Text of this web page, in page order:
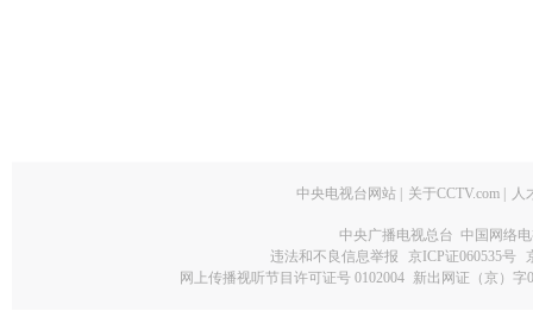
中央电视台网站 关于CCTV.com 人
中央广播电视总台 中国网络
违法和不良信息举报
京ICP证060535号
网上传播视听节目许可证号 0102004 新出网证（京）